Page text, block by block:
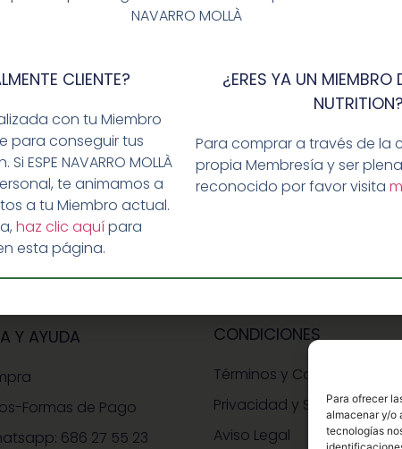
Para ofrecer
almacenar y/o
tecnologías
comentario.
Y AYUDA
Formas de Pago
686 27 55 23
CONDICIONES
Términos y Condiciones
Privacidad y Seguridad
Aviso Legal
NAVARRO MOLLÀ
CLIENTE?
con tu Miembro
para conseguir tus
ESPE NAVARRO MOLLÀ
te animamos a
a tu Miembro actual.
haz clic aquípara
esta página.
¿ERES YA UN MIEMBRO
NUTRITION?
Para comprar a través de la
propia Membresía y ser
reconocido por favor visita